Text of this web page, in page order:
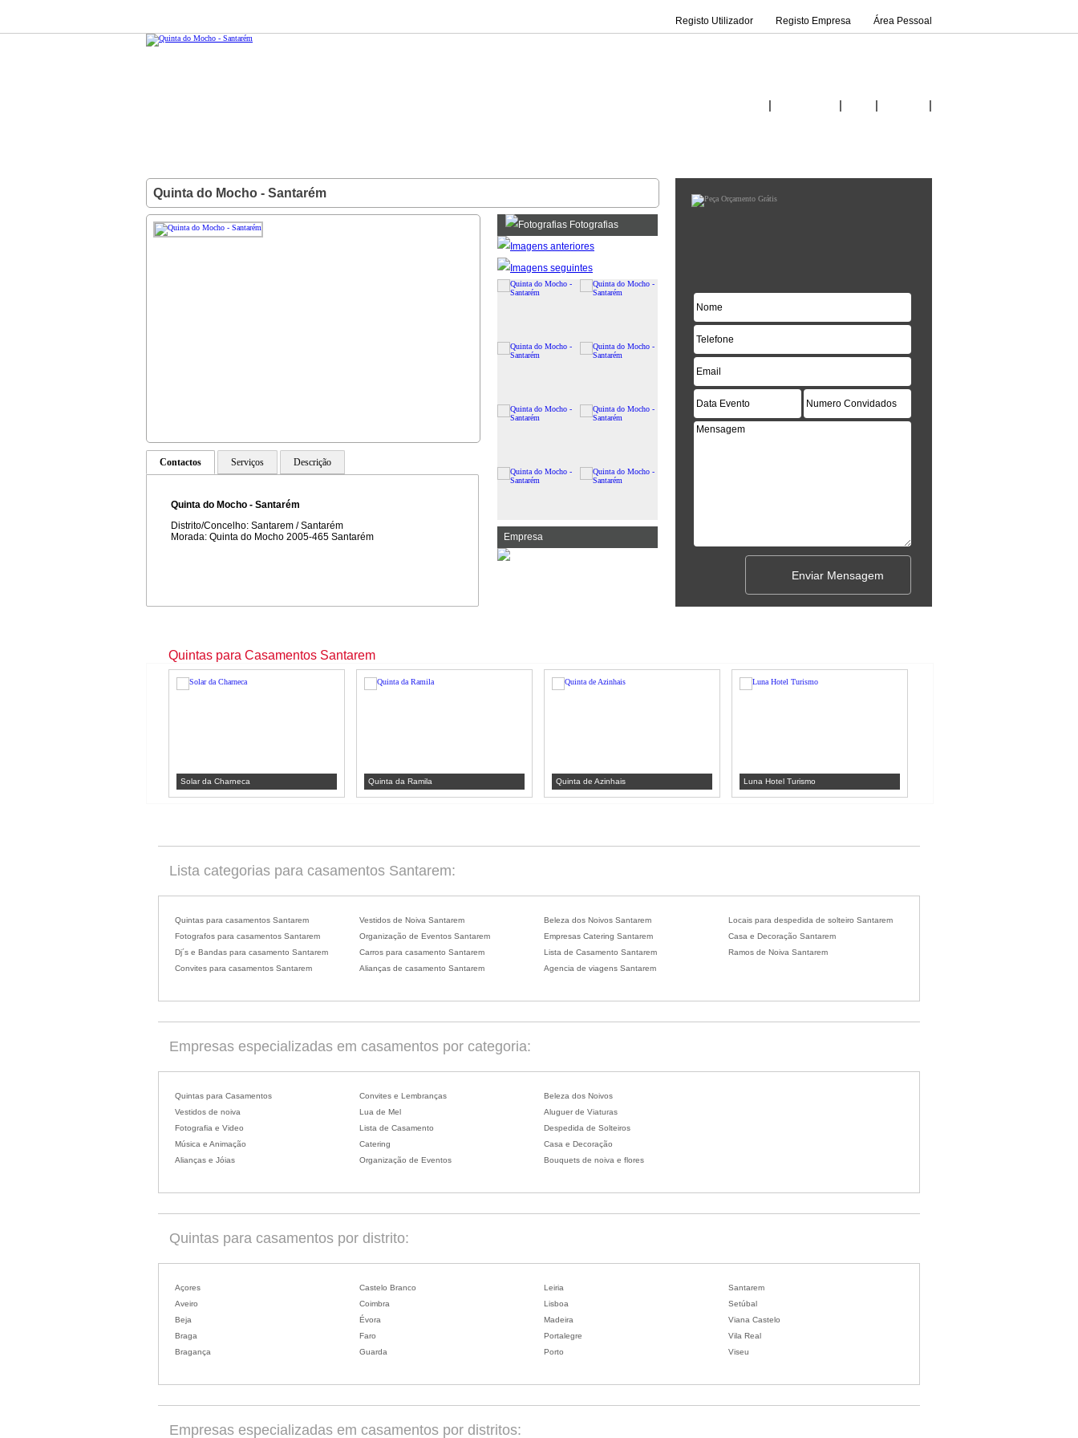
Área Pessoal
Registo Empresa
Registo Utilizador
| | | |
Quinta do Mocho - Santarém
Contactos Serviços Descrição
Quinta do Mocho - Santarém
Distrito/Concelho: Santarem / Santarém
Morada: Quinta do Mocho 2005-465 Santarém
Fotografias
Empresa
Quintas para Casamentos Santarem
Solar da Charneca Quinta da Ramila Quinta de Azinhais Luna Hotel Turismo
Lista categorias para casamentos Santarem:
Quintas para casamentos Santarem
Fotografos para casamentos Santarem
Dj´s e Bandas para casamento Santarem
Convites para casamentos Santarem
Vestidos de Noiva Santarem
Organização de Eventos Santarem
Carros para casamento Santarem
Alianças de casamento Santarem
Beleza dos Noivos Santarem
Empresas Catering Santarem
Lista de Casamento Santarem
Agencia de viagens Santarem
Locais para despedida de solteiro Santarem
Casa e Decoração Santarem
Ramos de Noiva Santarem
Empresas especializadas em casamentos por categoria:
Quintas para Casamentos
Vestidos de noiva
Fotografia e Video
Música e Animação
Alianças e Jóias
Convites e Lembranças
Lua de Mel
Lista de Casamento
Catering
Organização de Eventos
Beleza dos Noivos
Aluguer de Viaturas
Despedida de Solteiros
Casa e Decoração
Bouquets de noiva e flores
Quintas para casamentos por distrito:
Açores
Aveiro
Beja
Braga
Bragança
Castelo Branco
Coimbra
Évora
Faro
Guarda
Leiria
Lisboa
Madeira
Portalegre
Porto
Santarem
Setúbal
Viana Castelo
Vila Real
Viseu
Empresas especializadas em casamentos por distritos: